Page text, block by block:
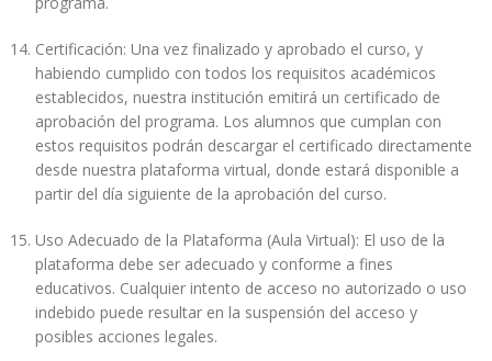
Certificación: Una vez finalizado y aprobado el curso, y
habiendo cumplido con todos los requisitos académicos
establecidos, nuestra institución emitirá un certificado de
aprobación del programa. Los alumnos que cumplan con
estos requisitos podrán descargar el certificado directamente
desde nuestra plataforma virtual, donde estará disponible a
partir del día siguiente de la aprobación del curso.
Uso Adecuado de la Plataforma (Aula Virtual): El uso de la
plataforma debe ser adecuado y conforme a fines
educativos. Cualquier intento de acceso no autorizado o uso
indebido puede resultar en la suspensión del acceso y
posibles acciones legales.